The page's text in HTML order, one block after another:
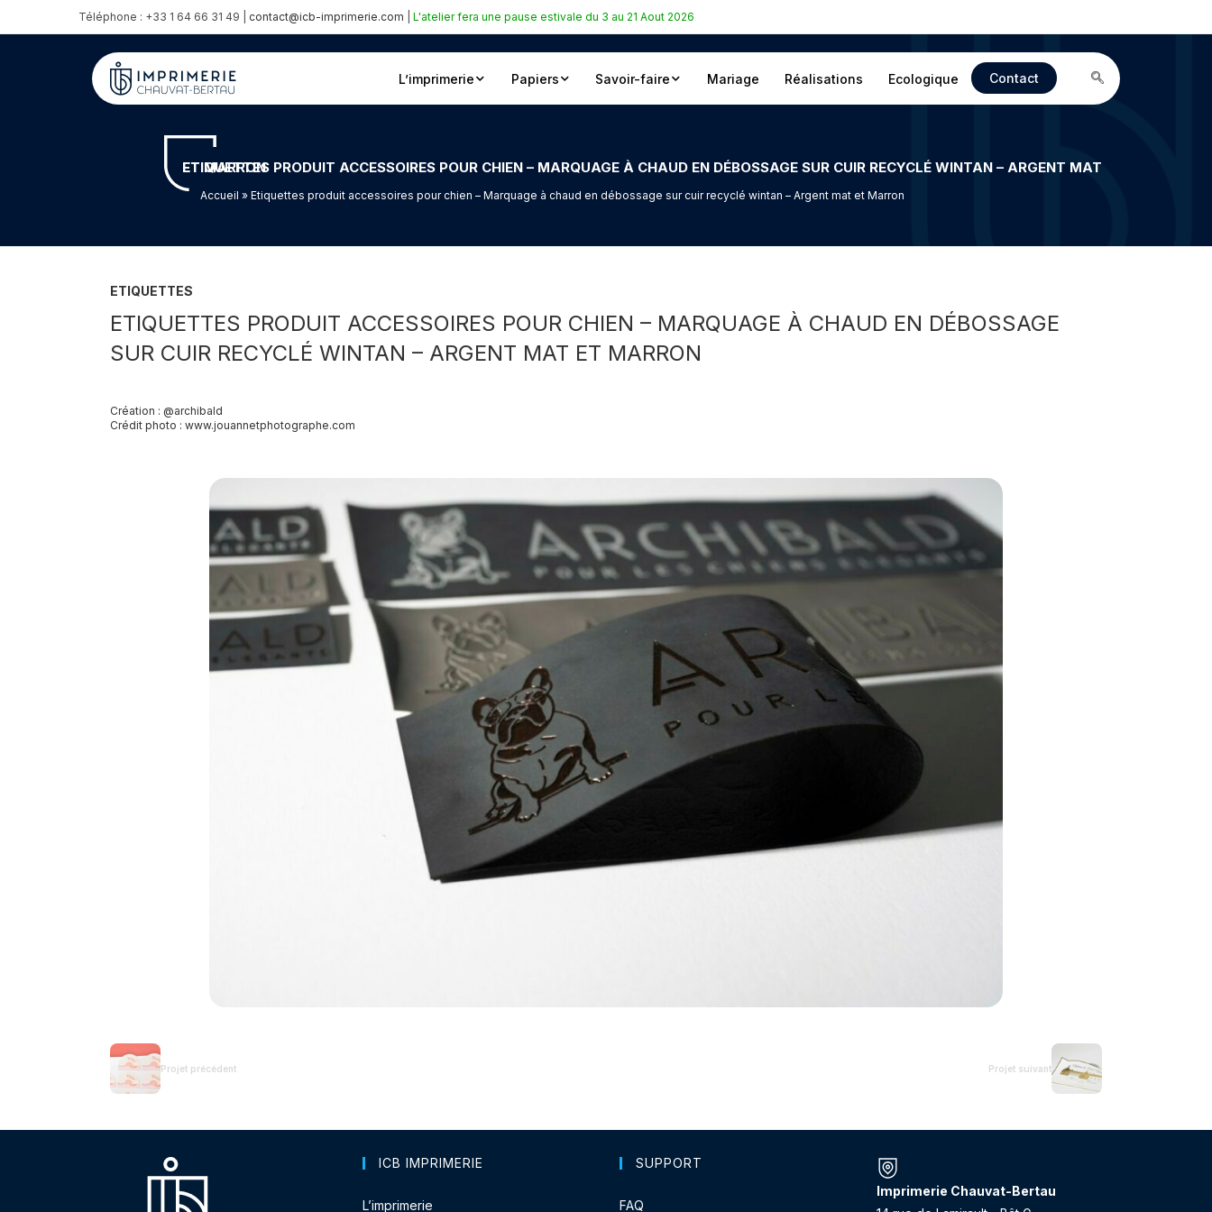
Téléphone : +33 1 64 66 31 49 | contact@icb-imprimerie.com L'atelier fera une pause estivale du 3 au 21 Aout 2026
L’imprimerie Papiers Savoir-faire Mariage Réalisations Ecologique Contact
ETIQUETTES PRODUIT ACCESSOIRES POUR CHIEN – MARQUAGE À CHAUD EN DÉBOSSAGE SUR CUIR RECYCLÉ WINTAN – ARGENT MAT ET MARRON
Accueil » Etiquettes produit accessoires pour chien – Marquage à chaud en débossage sur cuir recyclé wintan – Argent mat et Marron
ETIQUETTES
ETIQUETTES PRODUIT ACCESSOIRES POUR CHIEN – MARQUAGE À CHAUD EN DÉBOSSAGE
SUR CUIR RECYCLÉ WINTAN – ARGENT MAT ET MARRON
Création : @archibald
Crédit photo : www.jouannetphotographe.com
Projet précédent Projet suivant
ICB IMPRIMERIE
L’imprimerie
SUPPORT
FAQ
Imprimerie Chauvat-Bertau